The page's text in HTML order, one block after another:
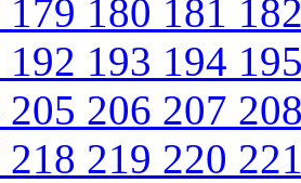
179 180 181
192 193 194
205 206 207
218 219 220